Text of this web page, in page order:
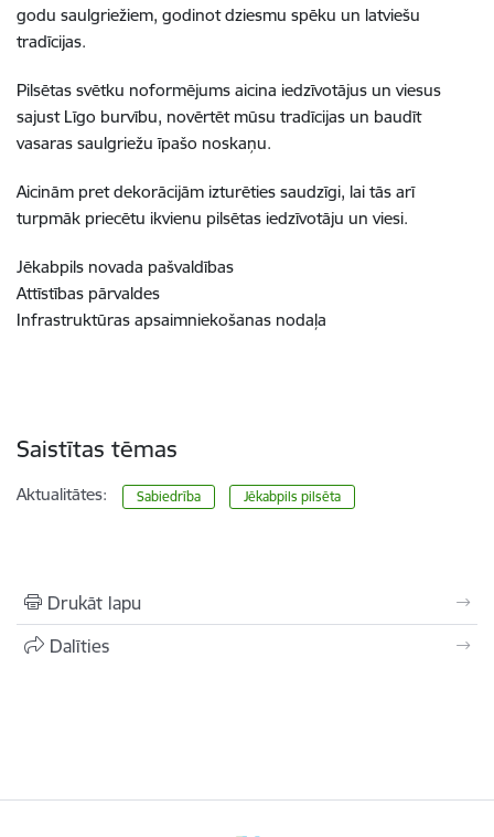
godu saulgriežiem, godinot dziesmu spēku un latviešu
tradīcijas.
Pilsētas svētku noformējums aicina iedzīvotājus un viesus
sajust Līgo burvību, novērtēt mūsu tradīcijas un baudīt
vasaras saulgriežu īpašo noskaņu.
Aicinām pret dekorācijām izturēties saudzīgi, lai tās arī
turpmāk priecētu ikvienu pilsētas iedzīvotāju un viesi.
Jēkabpils novada pašvaldības
Attīstības pārvaldes
Infrastruktūras apsaimniekošanas nodaļa
Saistītas tēmas
Aktualitātes: Sabiedrība Jēkabpils pilsēta
Drukāt lapu
Dalīties